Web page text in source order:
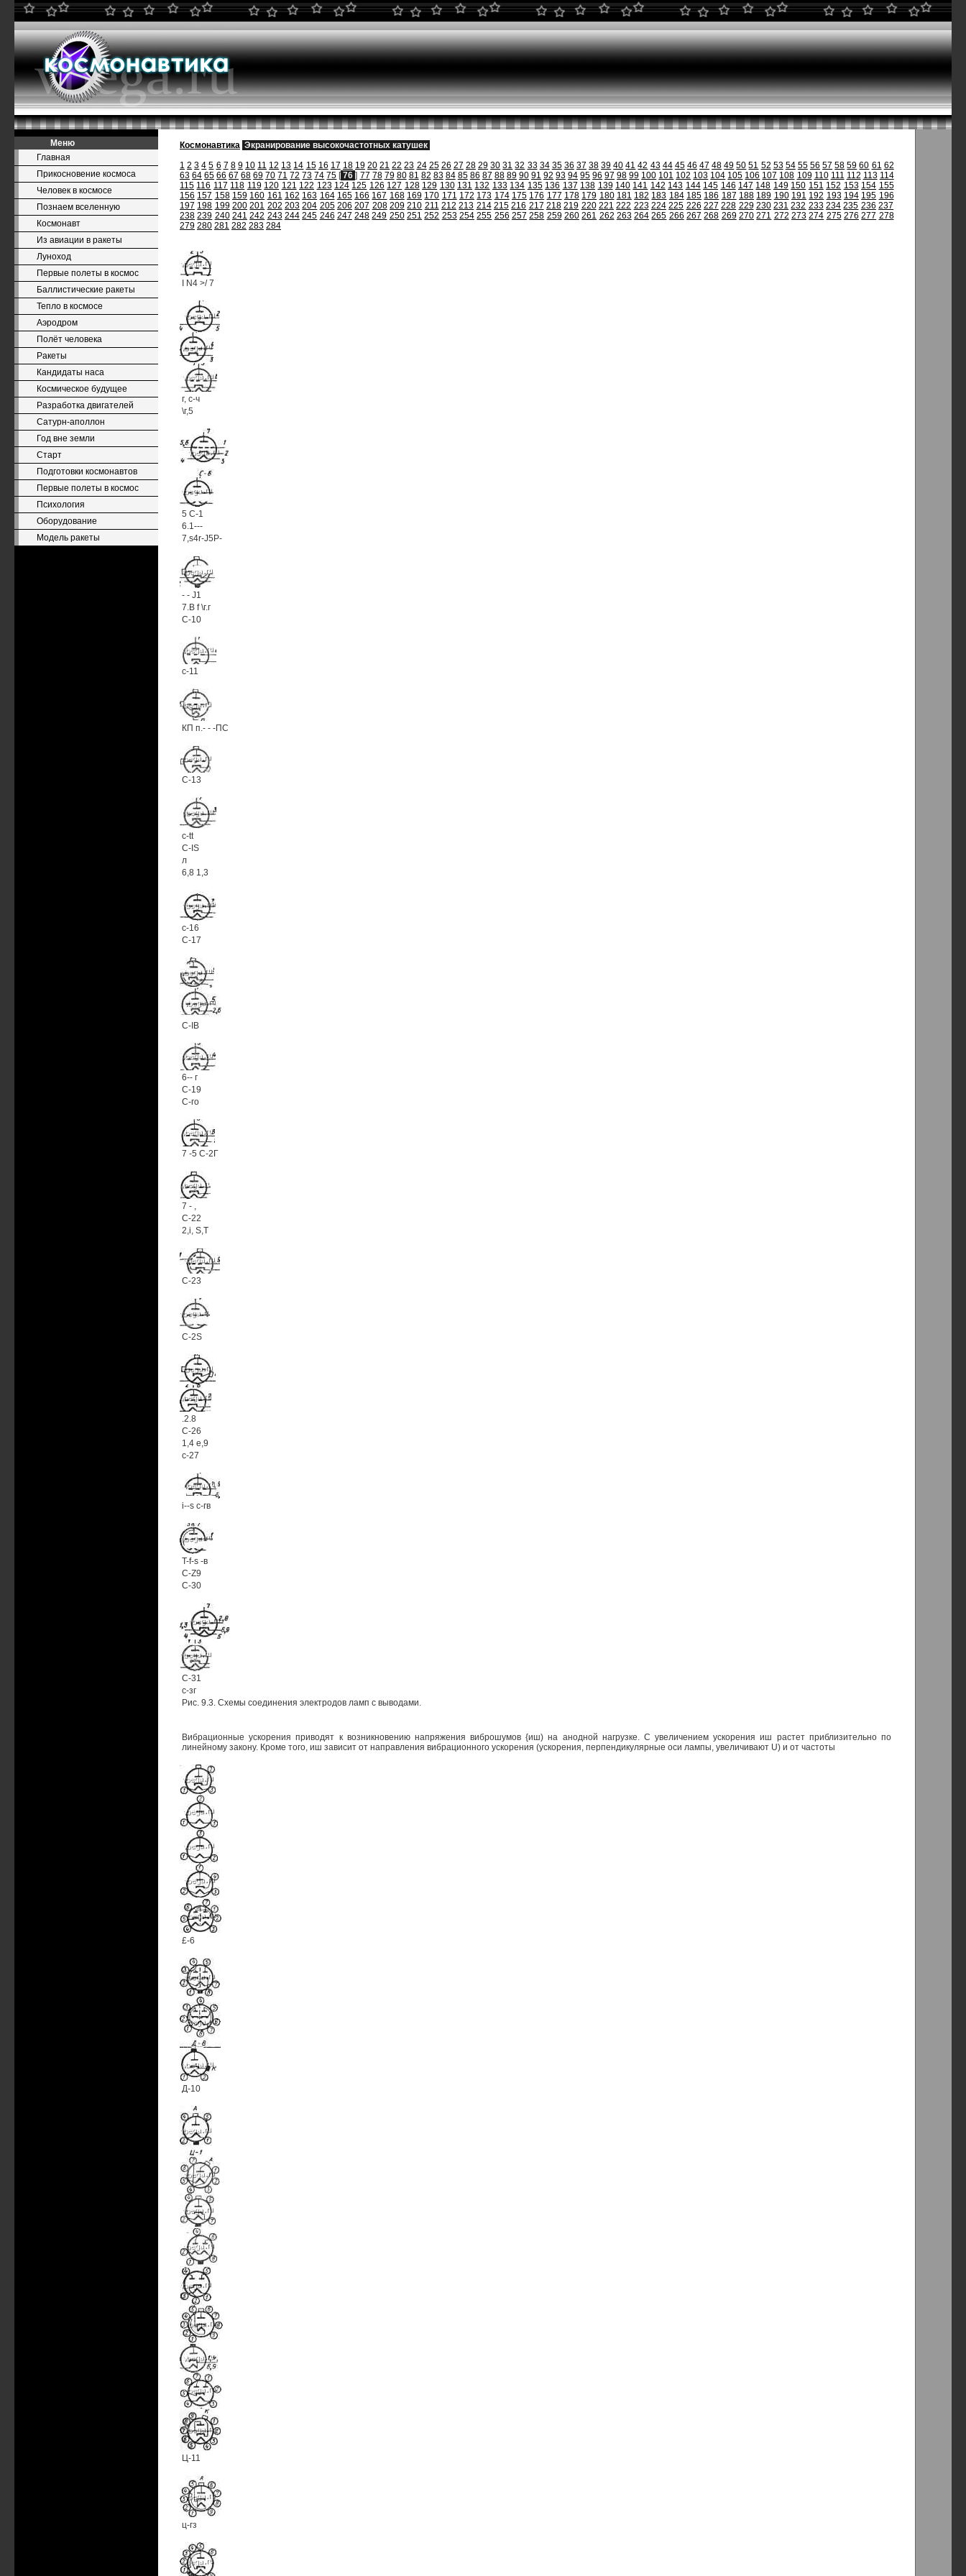
Меню
Главная
Прикосновение космоса
Человек в космосе
Познаем вселенную
Космонавт
Из авиации в ракеты
Луноход
Первые полеты в космос
Баллистические ракеты
Тепло в космосе
Аэродром
Полёт человека
Ракеты
Кандидаты наса
Космическое будущее
Разработка двигателей
Сатурн-аполлон
Год вне земли
Старт
Подготовки космонавтов
Первые полеты в космос
Психология
Оборудование
Модель ракеты
Космонавтика Экранирование высокочастотных катушек
1 2 3 4 5 6 7 8 9 10 11 12 13 14 15 16 17 18 19 20 21 22 23 24 25 26 27 28 29 30 31 32 33 34 35 36 37 38 39 40 41 42 43 44 45 46 47 48 49 50 51 52 53 54 55 56 57 58 59 60 61 62
63 64 65 66 67 68 69 70 71 72 73 74 75 [ 76 ] 77 78 79 80 81 82 83 84 85 86 87 88 89 90 91 92 93 94 95 96 97 98 99 100 101 102 103 104 105 106 107 108 109 110 111 112 113 114
115 116 117 118 119 120 121 122 123 124 125 126 127 128 129 130 131 132 133 134 135 136 137 138 139 140 141 142 143 144 145 146 147 148 149 150 151 152 153 154 155
156 157 158 159 160 161 162 163 164 165 166 167 168 169 170 171 172 173 174 175 176 177 178 179 180 181 182 183 184 185 186 187 188 189 190 191 192 193 194 195 196
197 198 199 200 201 202 203 204 205 206 207 208 209 210 211 212 213 214 215 216 217 218 219 220 221 222 223 224 225 226 227 228 229 230 231 232 233 234 235 236 237
238 239 240 241 242 243 244 245 246 247 248 249 250 251 252 253 254 255 256 257 258 259 260 261 262 263 264 265 266 267 268 269 270 271 272 273 274 275 276 277 278
279 280 281 282 283 284
I N4 >/ 7
г, с-ч
\г,5
5 С-1
6.1---
7,s4r-J5P-
- - J1
7.В f \г.г
С-10
с-11
КП п.- - -ПС
С-13
c-tt
С-IS
л
6,8 1,3
с-16
С-17
С-IB
6-- г
С-19
С-го
7 -5 С-2Г
7 - ,
С-22
2,i, S,T
С-23
C-2S
.2.8
С-26
1,4 e,9
с-27
i--s с-гв
T-f-s -в
C-Z9
C-30
C-31
с-зг
Рис. 9.3. Схемы соединения электродов ламп с выводами.
Вибрационные ускорения приводят к возникновению напряжения виброшумов {иш) на анодной нагрузке. С увеличением ускорения иш растет приблизительно по
линейному закону. Кроме того, иш зависит от направления вибрационного ускорения (ускорения, перпендикулярные оси лампы, увеличивают U) и от частоты
£-6
Д-10
Ц-11
ц-гз